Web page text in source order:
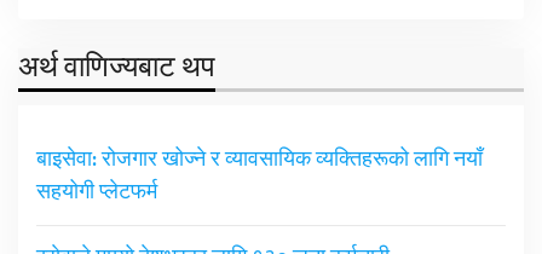
अर्थ वाणिज्यबाट थप
बाइसेवा: रोजगार खोज्ने र व्यावसायिक व्यक्तिहरूको लागि नयाँ
सहयोगी प्लेटफर्म